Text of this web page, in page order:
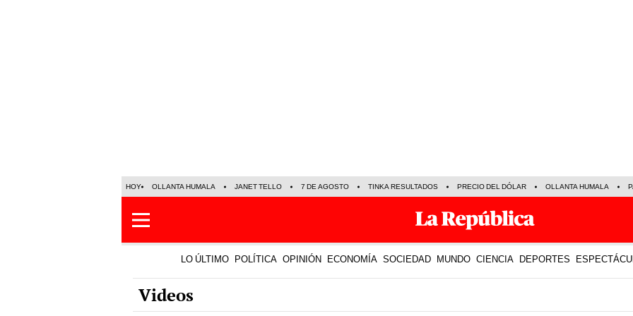
HOY OLLANTA HUMALA JANET TELLO 7 DE AGOSTO TINKA RESULTADOS PRECIO DEL DÓLAR OLLANTA HUMALA
LO ÚLTIMO POLÍTICA OPINIÓN ECONOMÍA SOCIEDAD MUNDO CIENCIA DEPORTES
Videos